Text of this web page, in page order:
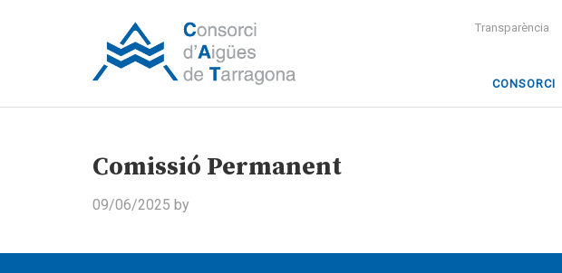
Transparència
CONSORCI
Comissió Permanent
09/06/2025 by